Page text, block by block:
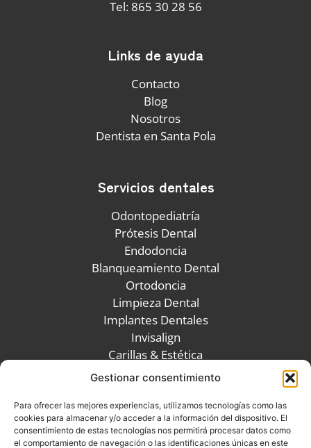
Gestionar consentimiento
Para ofrecer las mejores experiencias, utilizamos tecnologías como las
cookies para almacenar y/o acceder a la información del dispositivo. El
consentimiento de estas tecnologías nos permitirá procesar datos como
el comportamiento de navegación o las identificaciones únicas en este
Tel: 865 30 28 56
Links de ayuda
Contacto
Blog
Nosotros
Dentista en Santa Pola
Servicios dentales
Odontopediatría
Prótesis Dental
Endodoncia
Blanqueamiento Dental
Ortodoncia
Limpieza Dental
Implantes Dentales
Invisalign
Carillas & Estética
TAC Dental
Links de interés